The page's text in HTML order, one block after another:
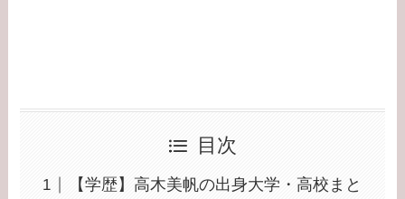
目次
【学歴】高木美帆の出身大学・高校まと